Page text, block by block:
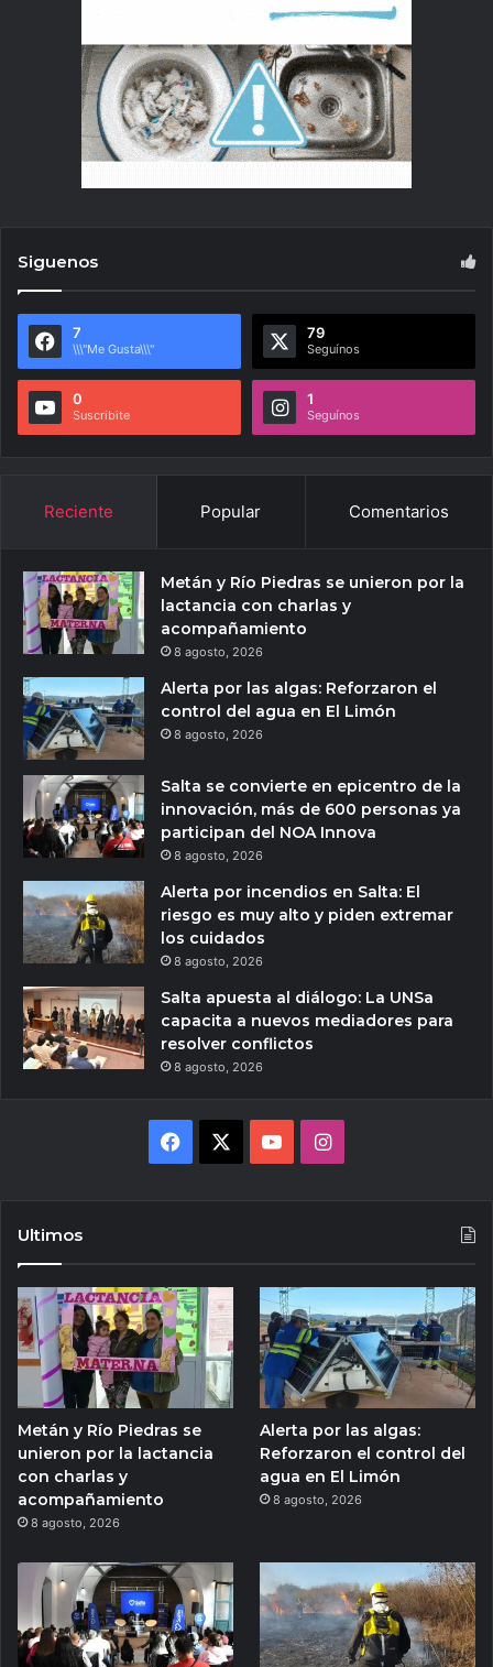
Siguenos
7
\\\"Me Gusta\\\"
79
Seguínos
0
Suscribite
1
Seguínos
Reciente Popular Comentarios
Metán y Río Piedras se unieron por la
lactancia con charlas y
acompañamiento
8 agosto, 2026
Alerta por las algas: Reforzaron el
control del agua en El Limón
8 agosto, 2026
Salta se convierte en epicentro de la
innovación, más de 600 personas ya
participan del NOA Innova
8 agosto, 2026
Alerta por incendios en Salta: El
riesgo es muy alto y piden extremar
los cuidados
8 agosto, 2026
Salta apuesta al diálogo: La UNSa
capacita a nuevos mediadores para
resolver conflictos
8 agosto, 2026
Facebook YouTubeInstagram
Ultimos
Metán y Río Piedras se
unieron por la lactancia
con charlas y
acompañamiento
8 agosto, 2026
Alerta por las algas:
Reforzaron el control del
agua en El Limón
8 agosto, 2026